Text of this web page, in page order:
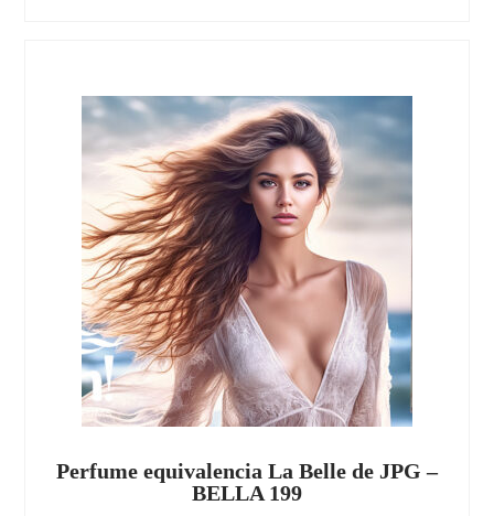
Perfume equivalencia La Belle de JPG –
BELLA 199